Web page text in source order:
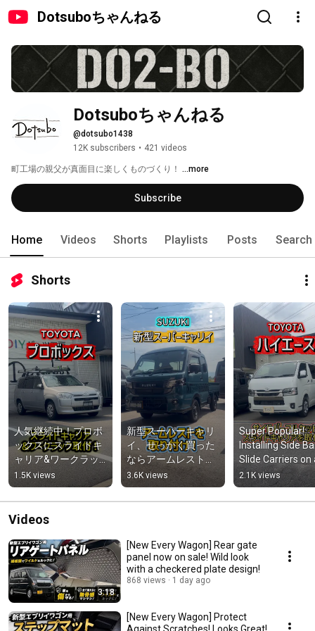
Dotsuboちゃんねる
Dotsuboちゃんねる
@dotsubo1438
12K subscribers • 421 videos
町工場の親父が真面目に楽しくものづくり！ ...more
Subscribe
Home Videos Shorts Playlists Posts Search
Shorts
人気継続中！プロボ
ックスにスライドキ
ャリア&ワークラッ
ク取り付け！#プロ
ボックス#probox#
プロボックススライ
ドキャリア#プロボ
#dotsubo
1.5K views
新型スーパーキャリ
イ、せっかく買った
ならアームレストを
付けましょう！#新
型スーパーキャリイ
#supercarry#スーパ
ム#dotsubo
3.6K views
Super Popular!
Installing Side
Slide Carriers on
HiAce! #HiAce
#hiace
2.1K views
Videos
3:18
[New Every Wagon] Rear gate
panel now on sale! Wild look
with a checkered plate design!
868 views 1 day ago
[New Every Wagon] Protect